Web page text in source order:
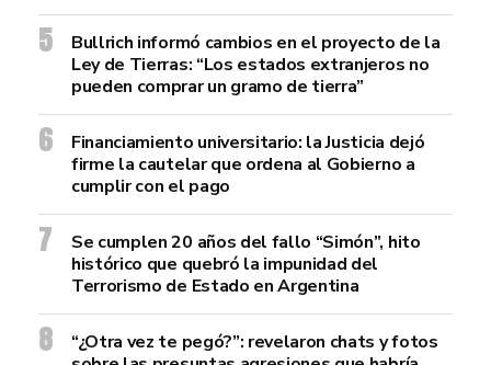
Bullrich informó cambios en el proyecto de la
Ley de Tierras: “Los estados extranjeros no
pueden comprar un gramo de tierra”
Financiamiento universitario: la Justicia dejó
firme la cautelar que ordena al Gobierno a
cumplir con el pago
Se cumplen 20 años del fallo “Simón”, hito
histórico que quebró la impunidad del
Terrorismo de Estado en Argentina
“¿Otra vez te pegó?”: revelaron chats y fotos